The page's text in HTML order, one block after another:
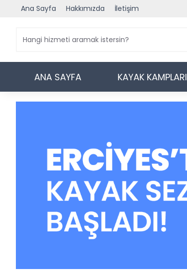
Ana Sayfa Hakkımızda İletişim
ANA SAYFA KAYAK KAMPLARI